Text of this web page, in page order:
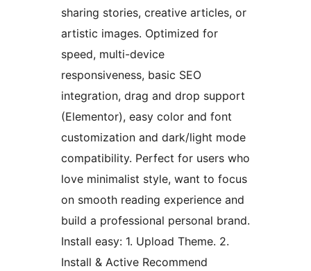
sharing stories, creative articles, or
artistic images. Optimized for
speed, multi-device
responsiveness, basic SEO
integration, drag and drop support
(Elementor), easy color and font
customization and dark/light mode
compatibility. Perfect for users who
love minimalist style, want to focus
on smooth reading experience and
build a professional personal brand.
Install easy: 1. Upload Theme. 2.
Install & Active Recommend